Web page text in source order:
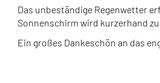
Das unbeständige Regenwetter
Sonnenschirm wird kurzerhand
Ein großes Dankeschön an das